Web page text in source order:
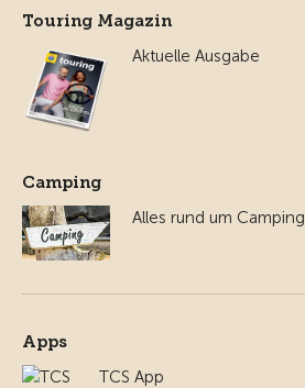
Touring Magazin
Aktuelle Ausgabe
Camping
Alles rund um Camping
Apps
TCS App